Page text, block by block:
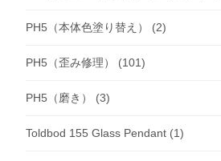
PH5（本体色塗り替え） (2)
PH5（歪み修理） (101)
PH5（磨き） (3)
Toldbod 155 Glass Pendant (1)